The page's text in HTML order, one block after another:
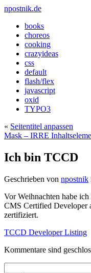
npostnik.de
books
choreos
cooking
crazyideas
css
default
flash/flex
javascript
oxid
TYPO3
« Seitentitel anpassen
Mask – IRRE
Ich bin TCCD
Geschrieben von npostnik
Vor Weihnachten habe
CMS Certified Developer
zertifiziert.
TCCD Developer Listing
Kommentare sind